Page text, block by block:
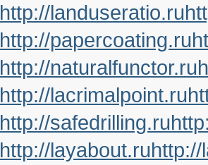
http://landuseratio.ru
http://papercoating.ru
http://naturalfunctor.ru
http://lacrimalpoint.ru
http://safedrilling.ru
http://layabout.ru